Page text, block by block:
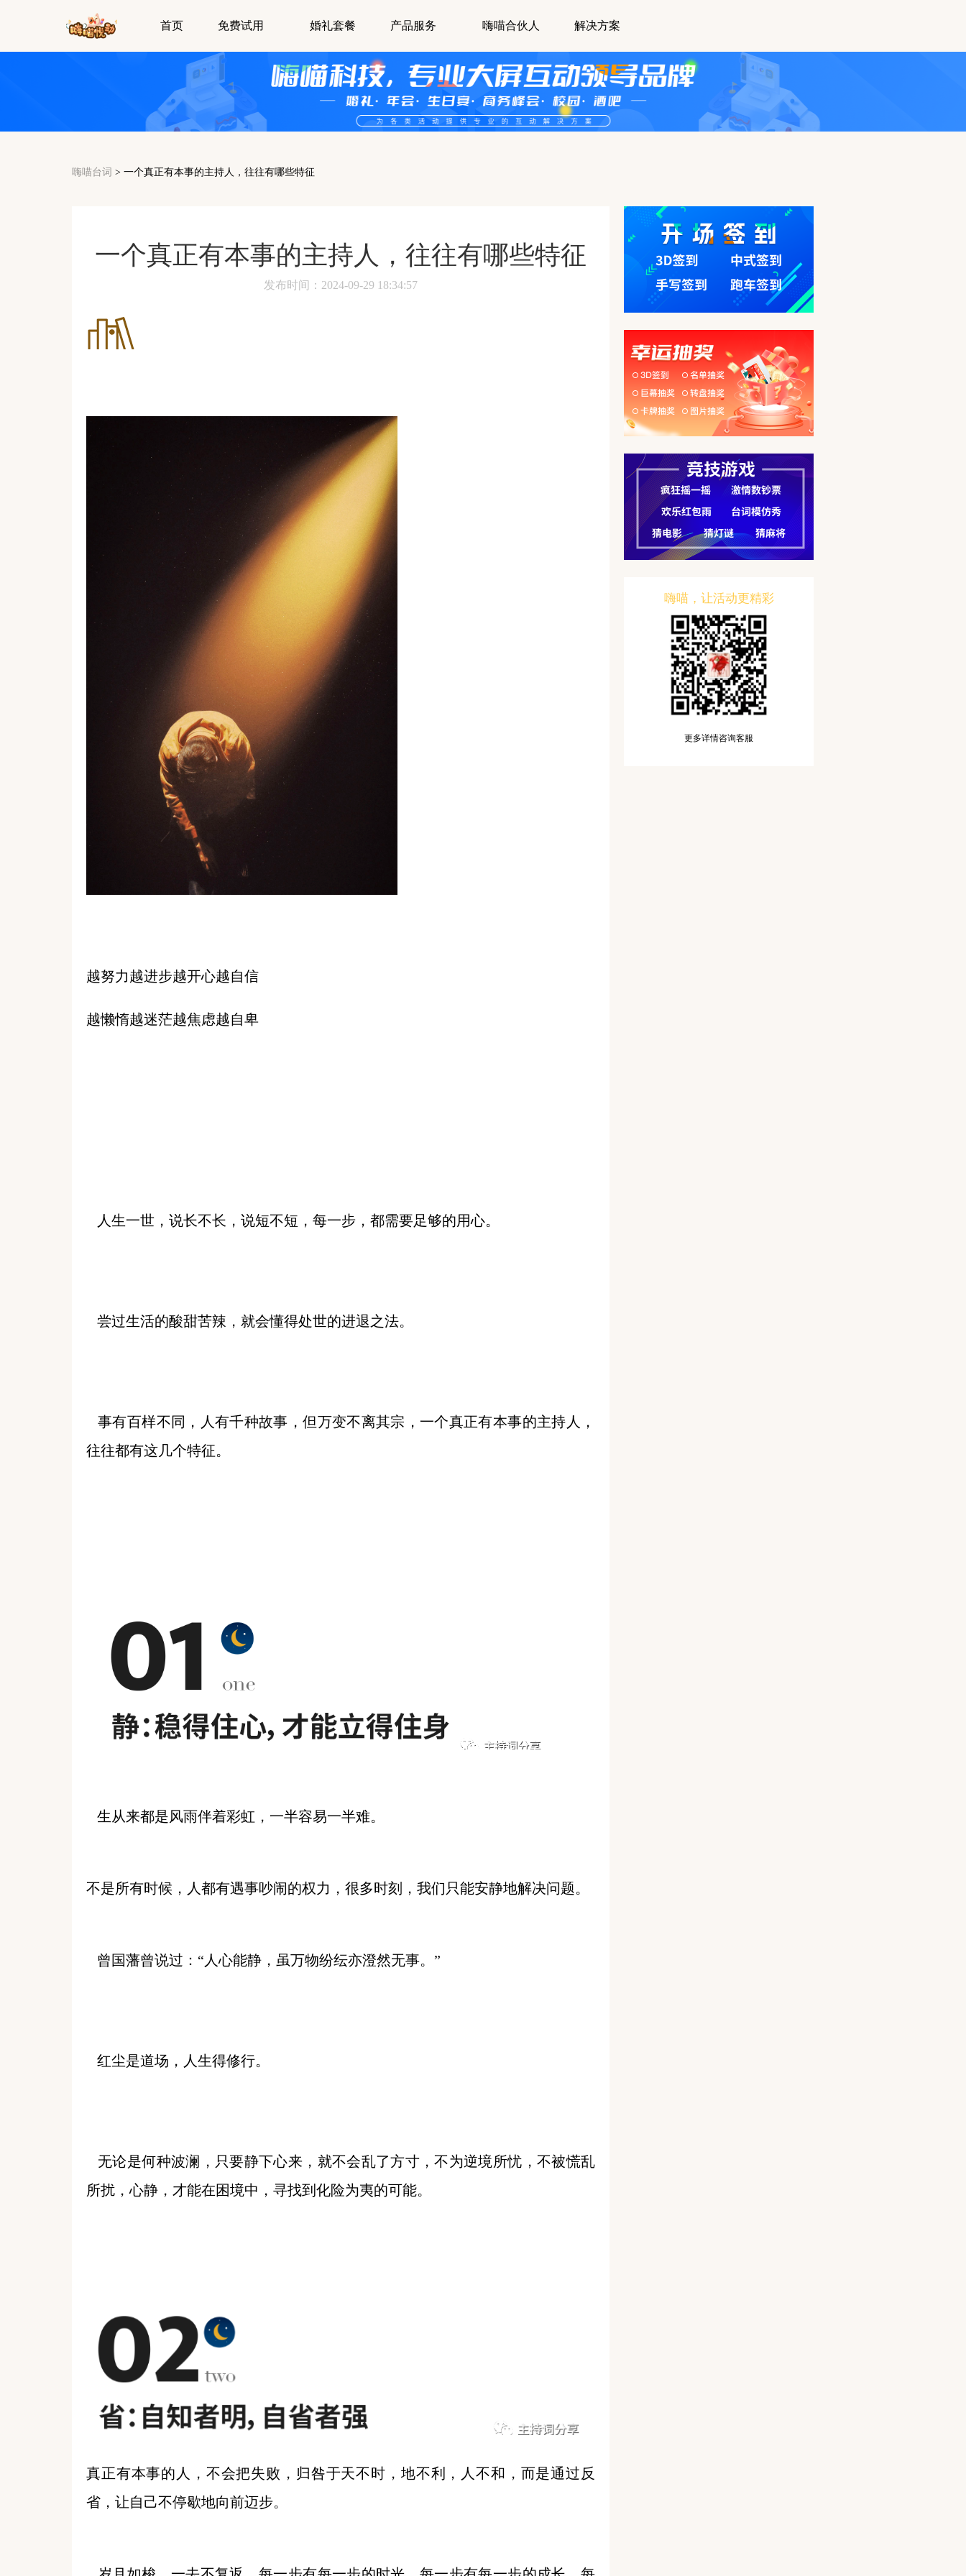
首页 免费试用 婚礼套餐 产品服务 嗨喵合伙人 解决方案
嗨喵台词 > 一个真正有本事的主持人，往往有哪些特征
一个真正有本事的主持人，往往有哪些特征
发布时间：2024-09-29 18:34:57
越努力越进步越开心越自信
越懒惰越迷茫越焦虑越自卑
人生一世，说长不长，说短不短，每一步，都需要足够的用心。
尝过生活的酸甜苦辣，就会懂得处世的进退之法。
事有百样不同，人有千种故事，但万变不离其宗，一个真正有本事的主持人，
往往都有这几个特征。
生从来都是风雨伴着彩虹，一半容易一半难。
不是所有时候，人都有遇事吵闹的权力，很多时刻，我们只能安静地解决问题。
曾国藩曾说过：“人心能静，虽万物纷纭亦澄然无事。”
红尘是道场，人生得修行。
无论是何种波澜，只要静下心来，就不会乱了方寸，不为逆境所忧，不被慌乱
所扰，心静，才能在困境中，寻找到化险为夷的可能。
真正有本事的人，不会把失败，归咎于天不时，地不利，人不和，而是通过反
省，让自己不停歇地向前迈步。
嗨喵，让活动更精彩
更多详情咨询客服